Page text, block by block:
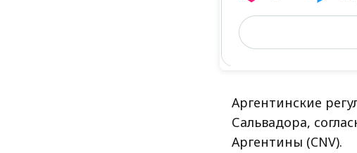
Аргентинские
Сальвадора,
Аргентины (CNV).